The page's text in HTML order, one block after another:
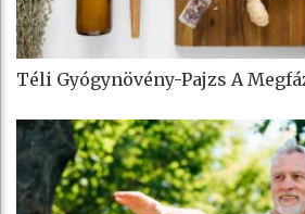
Téli Gyógynövény-Pajzs A